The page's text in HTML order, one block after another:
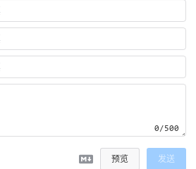
0/500
预览 发送